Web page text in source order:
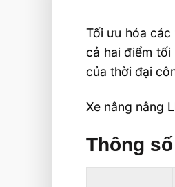
Tối ưu hóa
cả hai điểm
của thời đại
Xe nâng nâng
Thông